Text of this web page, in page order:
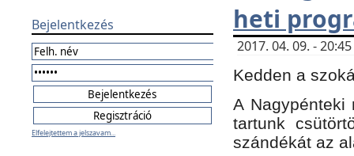
Bejelentkezés
Elfelejtettem a jelszavam...
heti
2017. 04. 09. -
Kedden a
A Nagypénteki
tartunk
szándékát az